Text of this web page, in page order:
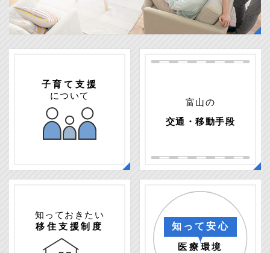
子育て支援
について
富山の
交通・移動手段
知っておきたい
移住支援制度
知って安心
医療環境